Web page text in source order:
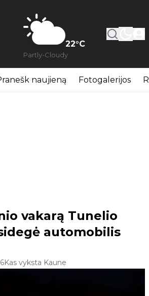
22°C
Partly-Cloudy
naujieną Fotogalerijos
vakarą Tunelio
automobilis
Kas vyksta Kaune